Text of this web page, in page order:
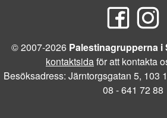
© 2007-2026 Palestinagrupperna i
kontaktsidaför att kontakta
Besöksadress: Järntorgsgatan 5, 103
08 - 641 72 88